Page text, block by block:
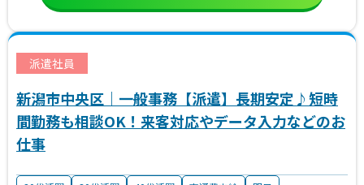
派遣社員
新潟市中央区｜一般事務【派遣】長期安定♪短時
間勤務も相談OK！来客対応やデータ入力などのお
仕事